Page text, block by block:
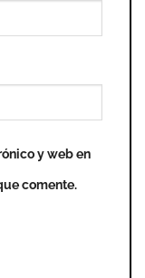
y web en
comente.